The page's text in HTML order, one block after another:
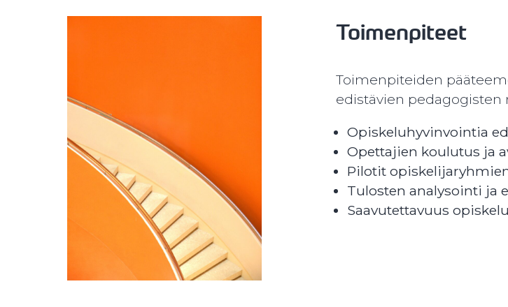
Toimenpiteet
Toimenpiteiden
edistävien
Opiskeluhyvinvointia
Opettajien koulutus ja
Pilotit
Tulosten analysointi ja
Saavutettavuus